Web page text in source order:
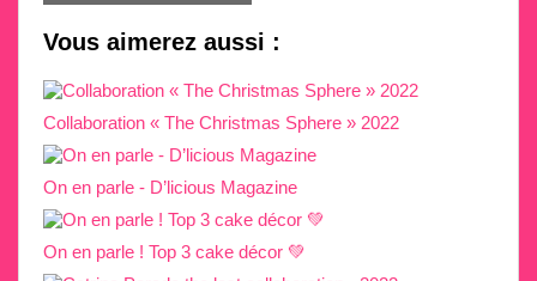
Vous aimerez aussi :
Collaboration « The Christmas Sphere » 2022
On en parle - D’licious Magazine
On en parle ! Top 3 cake décor 💚